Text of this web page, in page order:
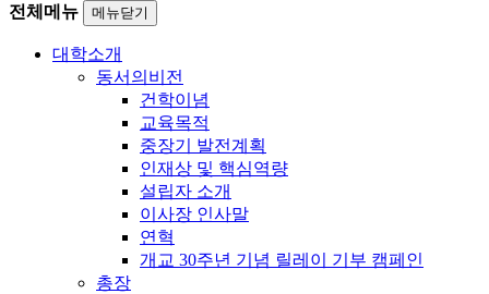
전체메뉴 메뉴닫기
대학소개
동서의비전
건학이념
교육목적
중장기 발전계획
인재상 및 핵심역량
설립자 소개
이사장 인사말
연혁
개교 30주년 기념 릴레이 기부 캠페인
총장